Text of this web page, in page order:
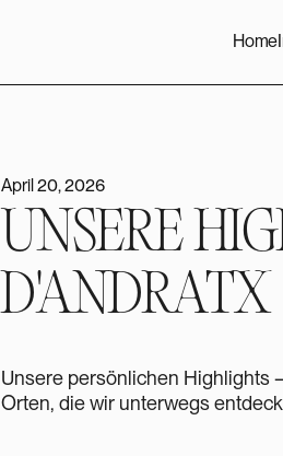
Home
April 20, 2026
UNSERE
D'ANDRATX
Unsere persönlichen Highlights
Orten, die wir unterwegs